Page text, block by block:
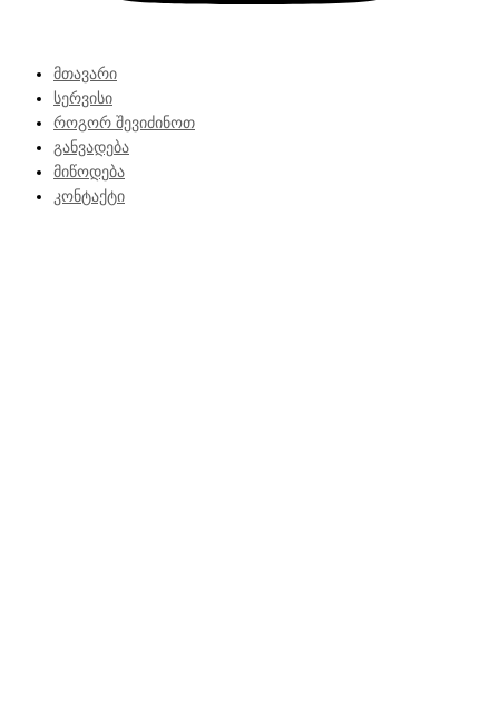
მთავარი
სერვისი
როგორ შევიძინოთ
განვადება
მიწოდება
კონტაქტი